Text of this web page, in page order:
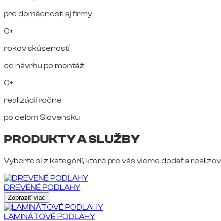
pre domácnosti aj firmy
0+
rokov skúseností
od návrhu po montáž
0+
realizácií ročne
po celom Slovensku
PRODUKTY A SLUŽBY
Vyberte si z kategórií, ktoré pre vás vieme dodať a
DREVENÉ PODLAHY
Zobraziť viac
LAMINÁTOVÉ PODLAHY